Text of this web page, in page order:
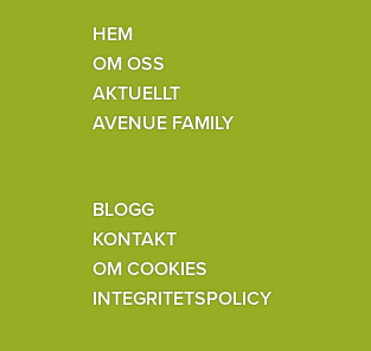
HEM
OM OSS
AKTUELLT
AVENUE FAMILY
BLOGG
KONTAKT
OM COOKIES
INTEGRITETSPOLICY